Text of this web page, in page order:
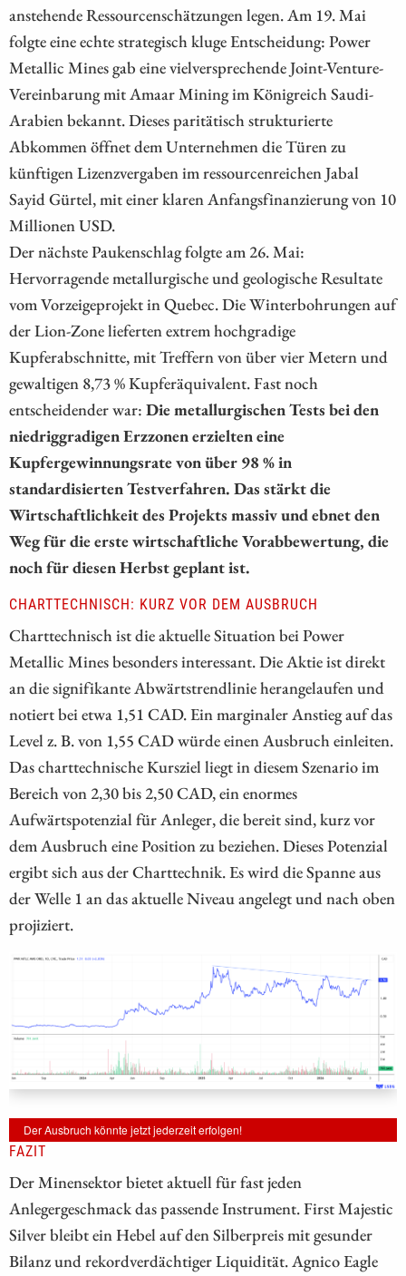
anstehende Ressourcenschätzungen legen. Am 19. Mai
folgte eine echte strategisch kluge Entscheidung: Power
Metallic Mines gab eine vielversprechende Joint-Venture-
Vereinbarung mit Amaar Mining im Königreich Saudi-
Arabien bekannt. Dieses paritätisch strukturierte
Abkommen öffnet dem Unternehmen die Türen zu
künftigen Lizenzvergaben im ressourcenreichen Jabal
Sayid Gürtel, mit einer klaren Anfangsfinanzierung von 10
Millionen USD.
Der nächste Paukenschlag folgte am 26. Mai:
Hervorragende metallurgische und geologische Resultate
vom Vorzeigeprojekt in Quebec. Die Winterbohrungen auf
der Lion-Zone lieferten extrem hochgradige
Kupferabschnitte, mit Treffern von über vier Metern und
gewaltigen 8,73 % Kupferäquivalent. Fast noch
entscheidender war: Die metallurgischen Tests bei den
niedriggradigen Erzzonen erzielten eine
Kupfergewinnungsrate von über 98 % in
standardisierten Testverfahren. Das stärkt die
Wirtschaftlichkeit des Projekts massiv und ebnet den
Weg für die erste wirtschaftliche Vorabbewertung, die
noch für diesen Herbst geplant ist.
CHARTTECHNISCH: KURZ VOR DEM AUSBRUCH
Charttechnisch ist die aktuelle Situation bei Power
Metallic Mines besonders interessant. Die Aktie ist direkt
an die signifikante Abwärtstrendlinie herangelaufen und
notiert bei etwa 1,51 CAD. Ein marginaler Anstieg auf das
Level z. B. von 1,55 CAD würde einen Ausbruch einleiten.
Das charttechnische Kursziel liegt in diesem Szenario im
Bereich von 2,30 bis 2,50 CAD, ein enormes
Aufwärtspotenzial für Anleger, die bereit sind, kurz vor
dem Ausbruch eine Position zu beziehen. Dieses Potenzial
ergibt sich aus der Charttechnik. Es wird die Spanne aus
der Welle 1 an das aktuelle Niveau angelegt und nach oben
projiziert.
Der Ausbruch könnte jetzt jederzeit erfolgen!
FAZIT
Der Minensektor bietet aktuell für fast jeden
Anlegergeschmack das passende Instrument. First Majestic
Silver bleibt ein Hebel auf den Silberpreis mit gesunder
Bilanz und rekordverdächtiger Liquidität. Agnico Eagle